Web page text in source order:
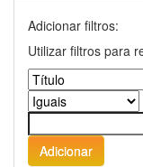
Adicionar filtros:
Utilizar filtros para